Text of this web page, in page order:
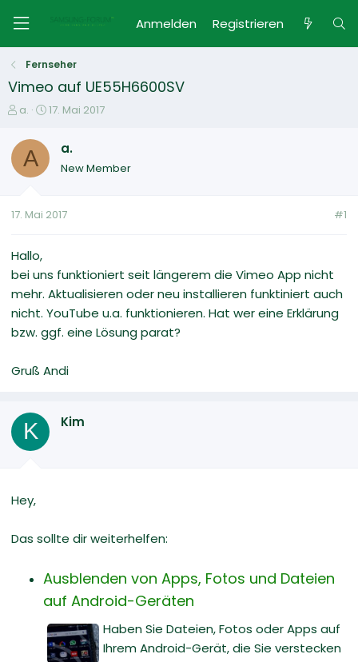
Anmelden Registrieren
Fernseher
Vimeo auf UE55H6600SV
E
s
e
e
a.
E
t
t
17. Mai 2017
A a.
New Member
17. Mai 2017 #1
Hallo,
bei uns funktioniert seit längerem die Vimeo App nicht
mehr. Aktualisieren oder neu installieren funktiniert auch
nicht. YouTube u.a. funktionieren. Hat wer eine Erklärung
bzw. ggf. eine Lösung parat?
Gruß Andi
K Kim
Hey,
Das sollte dir weiterhelfen:
Ausblenden von Apps, Fotos und Dateien
auf Android-Geräten
Haben Sie Dateien, Fotos oder Apps auf
Ihrem Android-Gerät, die Sie verstecken